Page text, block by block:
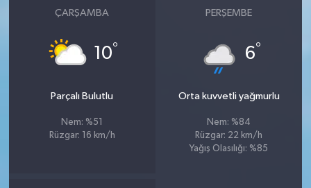
ÇARŞAMBA
10°
Parçalı Bulutlu
Nem: %51
Rüzgar: 16 km/h
PERŞEMBE
6°
Orta kuvvetli yağmurlu
Nem: %84
Rüzgar: 22 km/h
Yağış Olasılığı: %85